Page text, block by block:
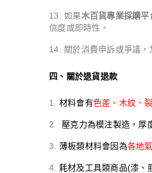
如果木百貨專業採購平
信度或即時性。
關於消費申訴或爭議
四、關於退貨退款
材料會有色差、木紋、
壓克力為模注製造，厚
薄板類材料會因為各地
耗材及工具類商品(漆、